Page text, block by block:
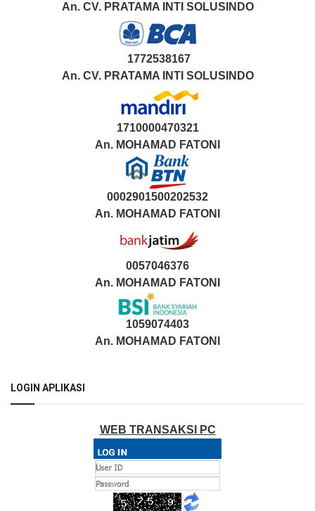
An. CV. PRATAMA INTI SOLUSINDO
1772538167
An. CV. PRATAMA INTI SOLUSINDO
1710000470321
An. MOHAMAD FATONI
0002901500202532
An. MOHAMAD FATONI
0057046376
An. MOHAMAD FATONI
1059074403
An. MOHAMAD FATONI
LOGIN APLIKASI
WEB TRANSAKSI PC